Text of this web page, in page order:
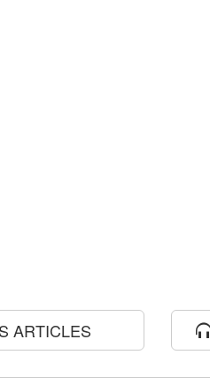
ARTICLES